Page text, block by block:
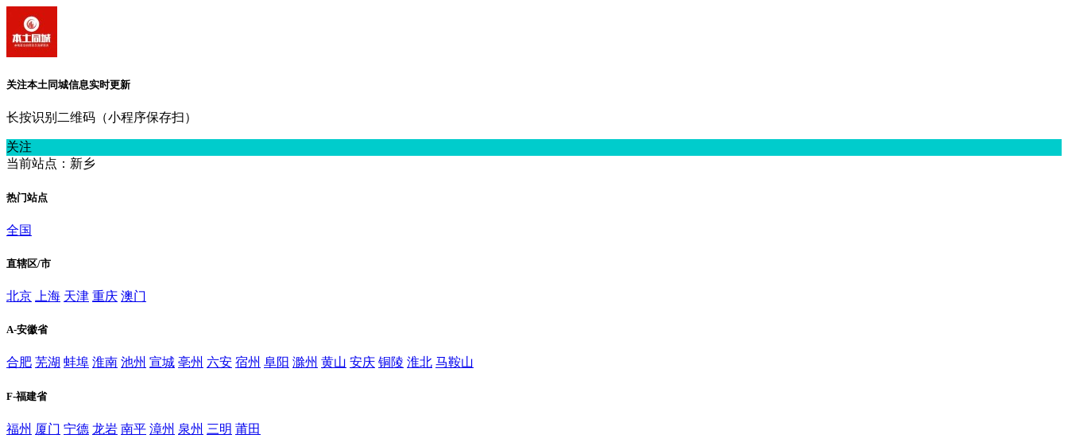
关注本土同城信息实时更新
长按识别二维码（小程序保存扫）
关注
当前站点：新乡
热门站点
全国
直辖区/市
北京 上海 天津 重庆 澳门
A-安徽省
合肥 芜湖 蚌埠 淮南 池州 宣城 亳州 六安 宿州 阜阳 滁州 黄山 安庆 铜陵 淮北 马鞍山
F-福建省
福州 厦门 宁德 龙岩 南平 漳州 泉州 三明 莆田